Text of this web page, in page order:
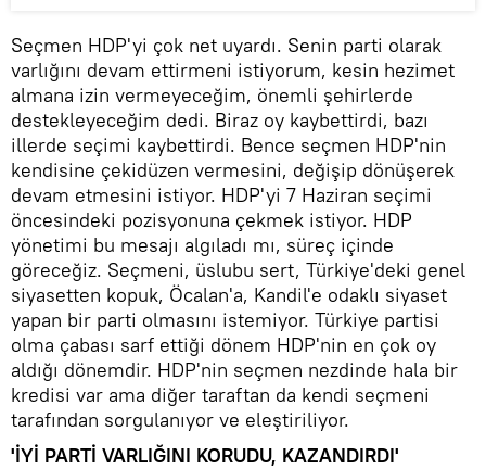
Seçmen HDP'yi çok net uyardı. Senin parti olarak
varlığını devam ettirmeni istiyorum, kesin hezimet
almana izin vermeyeceğim, önemli şehirlerde
destekleyeceğim dedi. Biraz oy kaybettirdi, bazı
illerde seçimi kaybettirdi. Bence seçmen HDP'nin
kendisine çekidüzen vermesini, değişip dönüşerek
devam etmesini istiyor. HDP'yi 7 Haziran seçimi
öncesindeki pozisyonuna çekmek istiyor. HDP
yönetimi bu mesajı algıladı mı, süreç içinde
göreceğiz. Seçmeni, üslubu sert, Türkiye'deki genel
siyasetten kopuk, Öcalan'a, Kandil'e odaklı siyaset
yapan bir parti olmasını istemiyor. Türkiye partisi
olma çabası sarf ettiği dönem HDP'nin en çok oy
aldığı dönemdir. HDP'nin seçmen nezdinde hala bir
kredisi var ama diğer taraftan da kendi seçmeni
tarafından sorgulanıyor ve eleştiriliyor.
'İYİ PARTİ VARLIĞINI KORUDU, KAZANDIRDI'